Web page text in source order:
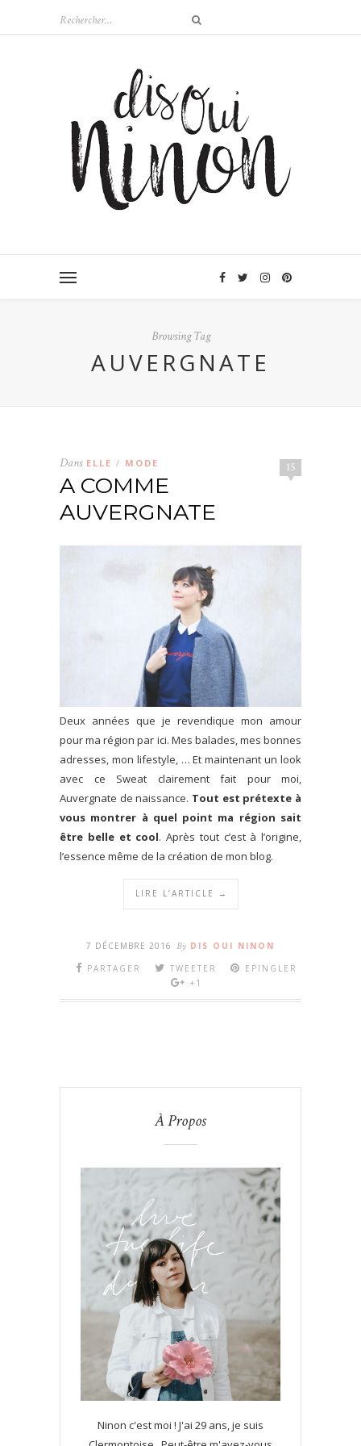
Browsing Tag
AUVERGNATE
15
Dans ELLE / MODE
A COMME
AUVERGNATE
Deux années que je revendique mon amour
pour ma région par ici. Mes balades, mes bonnes
adresses, mon lifestyle, … Et maintenant un look
avec ce Sweat clairement fait pour moi,
Auvergnate de naissance. Tout est prétexte à
vous montrer à quel point ma région sait
être belle et cool. Après tout c’est à l’origine,
l’essence même de la création de mon blog.
LIRE L’ARTICLE →
7 DÉCEMBRE 2016 By DIS OUI NINON
PARTAGER
TWEETER
EPINGLER
+1
À Propos
Ninon c'est moi ! J'ai 29 ans, je suis